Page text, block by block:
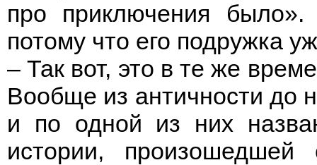
про приключения
потому что его подружка
– Так вот, это в те же
Вообще из античности до
и по одной из них
истории, произошедшей